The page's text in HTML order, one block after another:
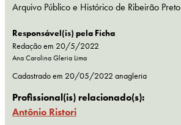
Arquivo Público e Histórico de Ribeirão Preto
Responsável(is) pela Ficha
Redação em 20/5/2022
Ana Carolina Gleria Lima
Cadastrado em 20/05/2022 anagleria
Profissional(is) relacionado(s):
Antônio Ristori